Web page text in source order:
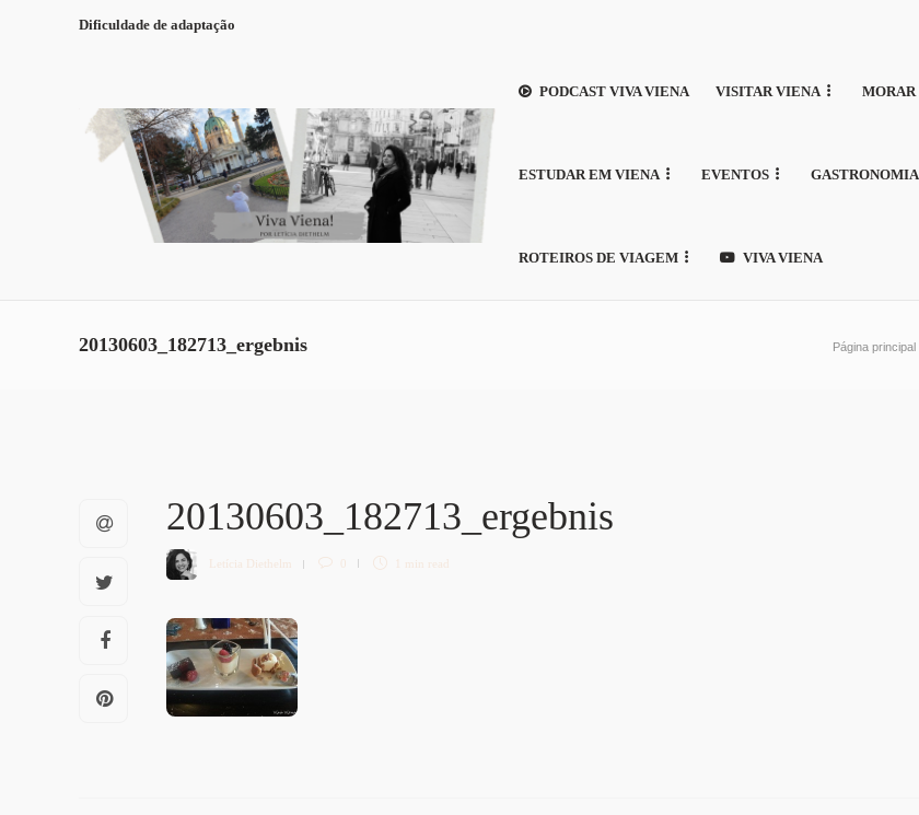
Dificuldade de adaptação
PODCAST VIVA VIENA VISITAR VIENA
ESTUDAR EM VIENA EVENTOS GASTRONOMIA
ROTEIROS DE VIAGEM VIVA VIENA
20130603_182713_ergebnis Página principal
20130603_182713_ergebnis
Letícia Diethelm 0 1 min read